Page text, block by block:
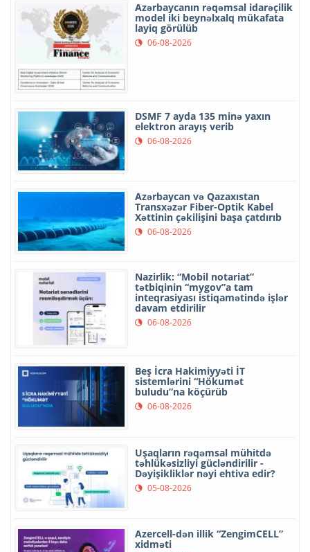
Azərbaycanın rəqəmsal idarəçilik
model iki beynəlxalq mükafata
layiq görülüb
06-08-2026
DSMF 7 ayda 135 minə yaxın
elektron arayış verib
06-08-2026
Azərbaycan və Qazaxıstan
Transxəzər Fiber-Optik Kabel
Xəttinin çəkilişini başa çatdırıb
06-08-2026
Nazirlik: “Mobil notariat”
tətbiqinin “mygov”a tam
inteqrasiyası istiqamətində işlər
davam etdirilir
06-08-2026
Beş İcra Hakimiyyəti İT
sistemlərini “Hökumət
buludu”na köçürüb
06-08-2026
Uşaqların rəqəmsal mühitdə
təhlükəsizliyi gücləndirilir -
Dəyişikliklər nəyi ehtiva edir?
05-08-2026
Azercell-dən illik “ZengimCELL”
xidməti